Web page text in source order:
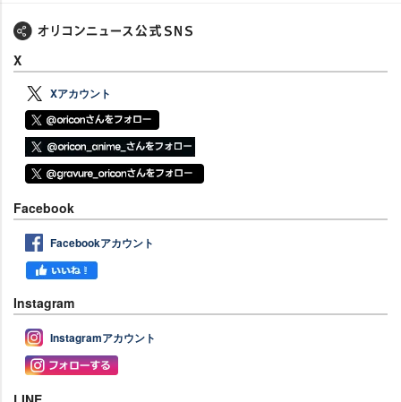
X
Xアカウント
Facebook
Facebookアカウント
Instagram
Instagramアカウント